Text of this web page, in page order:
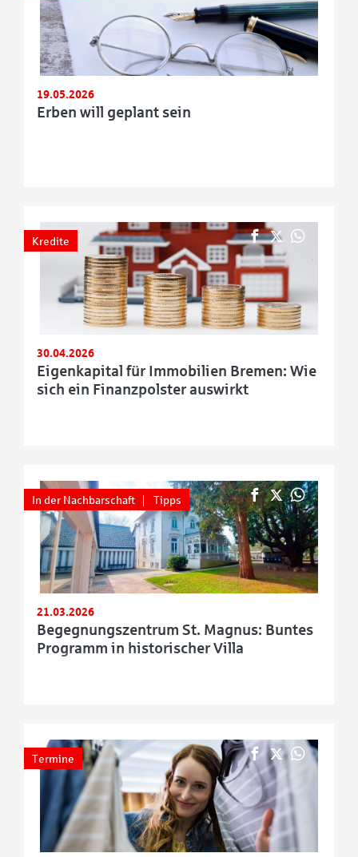
19.05.2026
Erben will geplant sein
Kredite
30.04.2026
Eigenkapital für Immobilien Bremen: Wie
sich ein Finanzpolster auswirkt
In der Nachbarschaft Tipps
21.03.2026
Begegnungszentrum St. Magnus: Buntes
Programm in historischer Villa
Termine